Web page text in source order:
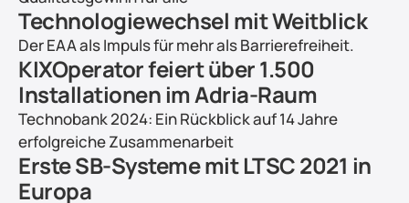
Technologiewechsel mit Weitblick
Der EAA als Impuls für mehr als Barrierefreiheit.
KIXOperator feiert über 1.500
Installationen im Adria-Raum
Technobank 2024: Ein Rückblick auf 14 Jahre
erfolgreiche Zusammenarbeit
Erste SB-Systeme mit LTSC 2021 in
Europa